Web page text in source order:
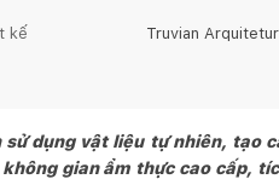
kế Truvian
dụng vật liệu tự nhiên, tạo
gian ẩm thực cao cấp,